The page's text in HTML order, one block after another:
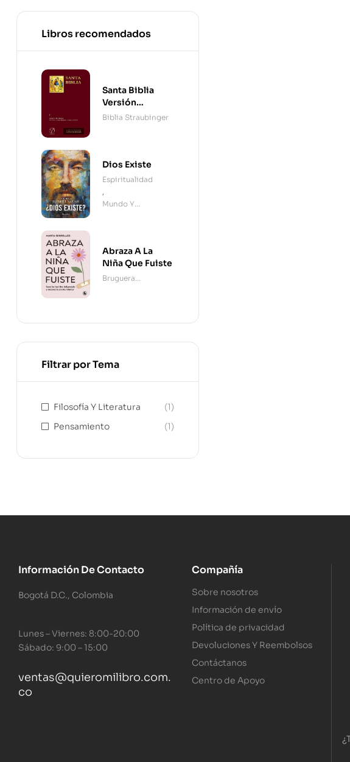
Libros recomendados
Santa Biblia
Versión
Straubinger - 2
Biblia Straubinger
Dios Existe
Espiritualidad
,
Mundo Y
Abraza A La
Niña Que Fuiste
Bruguera
Filtrar por Tema
Filosofía Y Literatura
(1)
Pensamiento
(1)
Información De Contacto
Bogotá D.C., Colombia
Lunes – Viernes: 8:00-20:00
Sábado: 9:00 – 15:00
ventas@quieromilibro.com.
co
Compañía
Sobre nosotros
Información de envío
Política de privacidad
Devoluciones Y Reembolsos
Contáctanos
Centro de Apoyo